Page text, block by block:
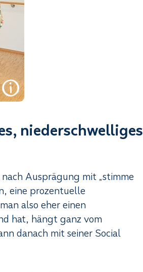
niederschwelliges
Ausprägung mit „stimme
eine prozentuelle
also eher einen
hat, hängt ganz vom
danach mit seiner Social